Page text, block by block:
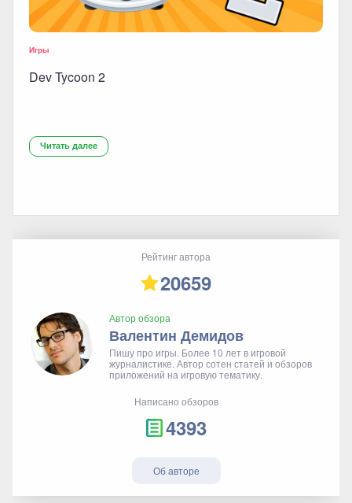
Игры
Dev Tycoon 2
Читать далее
Рейтинг автора
20659
Автор обзора
Валентин Демидов
Пишу про игры. Более 10 лет в игровой
журналистике. Автор сотен статей и обзоров
приложений на игровую тематику.
Написано обзоров
4393
Об авторе